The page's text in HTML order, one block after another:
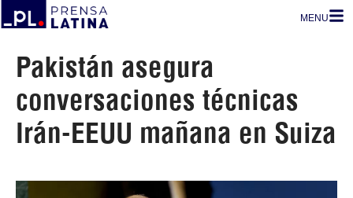
MENU
Pakistán asegura
conversaciones técnicas
Irán-EEUU mañana en Suiza